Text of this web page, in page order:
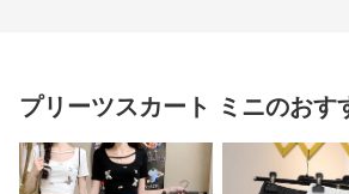
プリーツスカート ミニのおす